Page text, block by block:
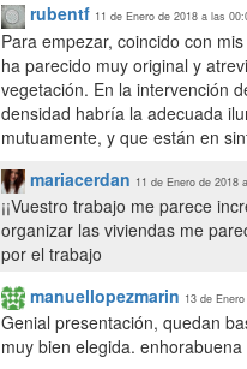
rubentf 11 de Enero de 2018 a las
Para empezar, coincido con
ha parecido muy original y
vegetación. En la intervención
densidad habría la adecuada
mutuamente, y que están en
mariacerdan 11 de Enero de 2018
¡¡Vuestro trabajo me parece
organizar las viviendas me
por el trabajo
manuellopezmarin 13 de
Genial presentación, quedan
muy bien elegida. enhorabuena